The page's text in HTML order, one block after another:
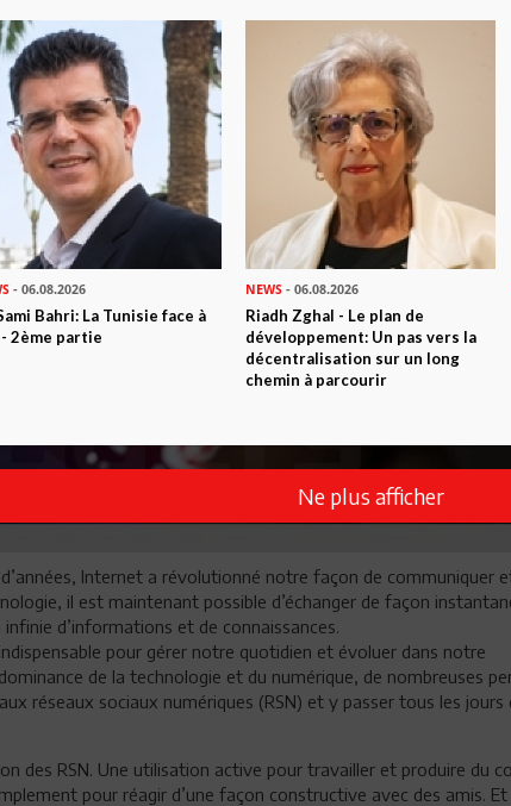
Internet a révolutionné notre façon de communiquer
il est maintenant possible d’échanger de façon
infinie d’informations et de connaissances.
pour gérer notre quotidien et évoluer dans notre
de la technologie et du numérique, de nombreuses
réseaux sociaux numériques (RSN) et y passer tous les jours
des RSN. Une utilisation active pour travailler et produire du
pour réagir d’une façon constructive avec des amis.
- 06.08.2026
Bahri: La Tunisie face à
2ème partie
NEWS - 06.08.2026
Riadh Zghal - Le plan de
développement: Un pas vers la
décentralisation sur un long
chemin à parcourir
Ne plus afficher